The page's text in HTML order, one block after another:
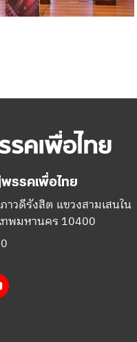
รรคเพื่อไทย
าวดีรังสิต แขวงสามเสนใน
พมหานคร 10400